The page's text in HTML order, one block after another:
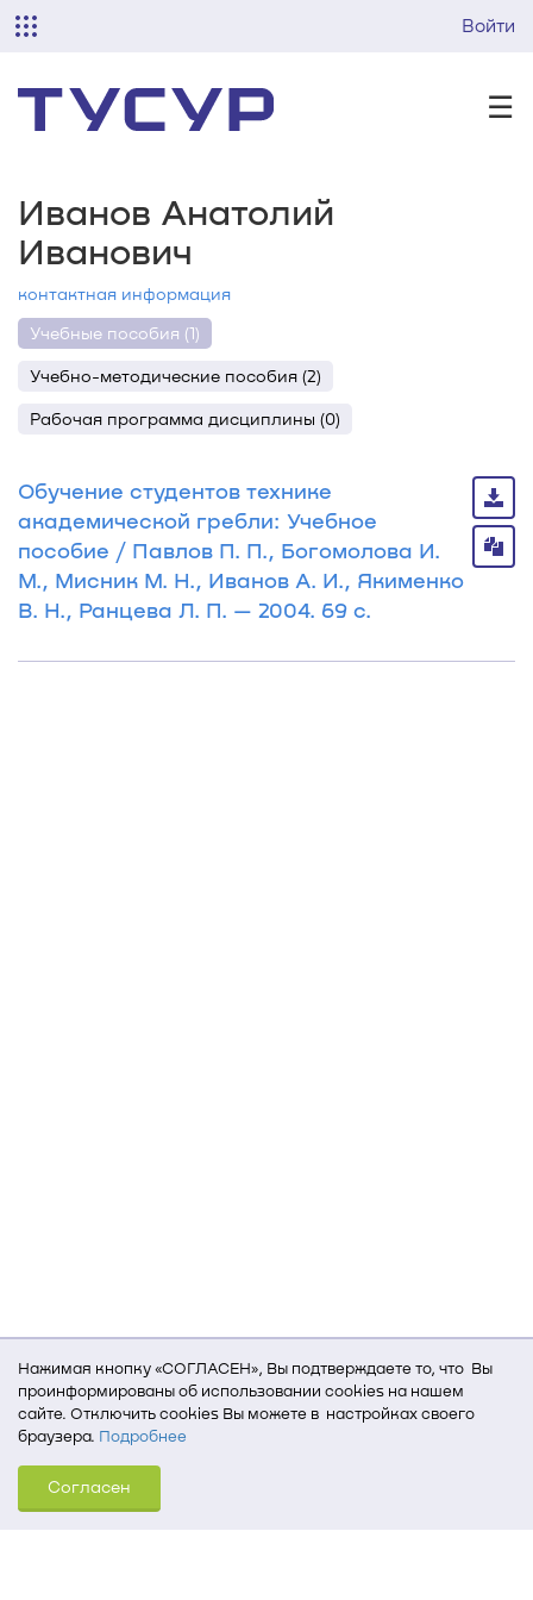
Войти
☰
Нажимая кнопку «СОГЛАСЕН», Вы подтверждаете то, что Вы
проинформированы об использовании cookies на нашем
сайте. Отключить cookies Вы можете в настройках своего
браузера. Подробнее
Для того, чтобы мы могли качественно предоставить Вам
услуги, мы используем cookies, которые сохраняются
на Вашем компьютере (Сведения о местоположении; ip-адрес;
Согласен
Иванов Анатолий
Иванович
контактная информация
Учебные пособия (1)
Учебно-методические пособия (2)
Рабочая программа дисциплины (0)
Обучение студентов технике
академической гребли: Учебное
пособие / Павлов П. П., Богомолова И.
М., Мисник М. Н., Иванов А. И., Якименко
В. Н., Ранцева Л. П. — 2004. 69 с.